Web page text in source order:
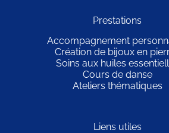
Prestations
Accompagnement
Création de bijoux en
Soins aux huiles
Cours de danse
Ateliers thématiques
Liens utiles